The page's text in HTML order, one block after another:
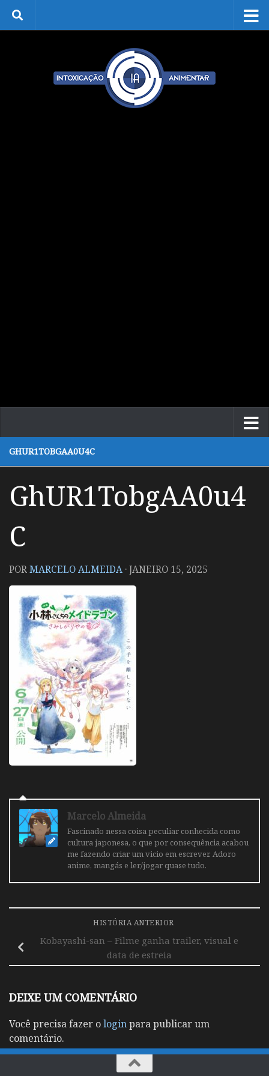
Skip to content
GHUR1TOBGAA0U4C
GhUR1TobgAA0u4
C
PORMARCELO ALMEIDA ·JANEIRO 15, 2025
Marcelo Almeida
Fascinado nessa coisa peculiar conhecida como
cultura japonesa, o que por consequência acabou
me fazendo criar um vicio em escrever. Adoro
anime, mangás e ler/jogar quase tudo.
HISTÓRIA ANTERIOR
Kobayashi-san – Filme ganha trailer, visual e
data de estreia
DEIXE UM COMENTÁRIO
Você precisa fazer ologinpara publicar um
comentário.